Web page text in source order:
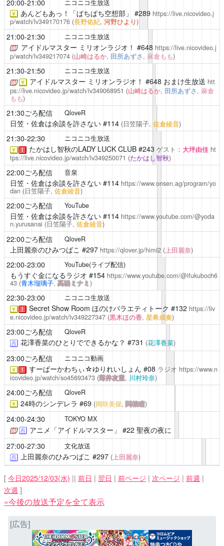
20:00-21:00 ニコニコ生放送
￥ あんどもあっ！「ぱちぱち空想部」 #289 https://live.nicovideo.j
p/watch/lv349170176 (長野佑紀, 河野ひより)
21:00-21:30 ニコニコ生放送
アイドルマスター ミリオンラジオ！ #648 https://live.nicovideo.j
p/watch/lv349217074 (山崎はるか, 田所あずさ, 麻倉もも)
21:30-21:50 ニコニコ生放送
￥ アイドルマスター ミリオンラジオ！ #648 おまけ生放送 htt
ps://live.nicovideo.jp/watch/lv349068951 (山崎はるか, 田所あずさ, 麻倉
もも)
21:30ごろ配信 QloveR
日笠・佐倉は余談を許さない#114 (日笠陽子, 佐倉綾音)
21:30-22:30 ニコニコ生放送
￥ ！ たかはし智秋のLADY LUCK CLUB#243 ゲスト： 大坪由佳 ht
tps://live.nicovideo.jp/watch/lv349250071 (たかはし智秋)
22:00ごろ配信 音泉
日笠・佐倉は余談を許さない#114 https://www.onsen.ag/program/yo
dan (日笠陽子, 佐倉綾音)
22:00ごろ配信 YouTube
日笠・佐倉は余談を許さない#114 https://www.youtube.com/@yoda
n.yurusanai (日笠陽子, 佐倉綾音)
22:00ごろ配信 QloveR
上田麗奈のひみつばこ #297 https://qlover.jp/himi2 (上田麗奈)
22:00-23:00 YouTube(ライブ配信)
もうすぐ金になるラジオ #154 https://www.youtube.com/@ifukuboch6
43 (青木瑠璃子,髙橋ミナミ)
22:30-23:00 ニコニコ生放送
￥ ！ Secret Show Room ほのけバラエティトーク #132 https://liv
e.nicovideo.jp/watch/lv349227347 (黒木ほの香, 星希成奏)
23:00ごろ配信 QloveR
再 花澤香菜のひとりでできるかな？ #731 (花澤香菜)
23:00ごろ配信 ニコニコ動画
￥ ！ すーぱーかわちぃ☆ゆりれいしょん #08 ラジオ https://www.n
icovideo.jp/watch/so45693473 (薄井友里, 川村玲奈)
24:00ごろ配信 QloveR
￥ 24時のシンデレラ #69 (岡咲美保,関根瞳)
24:00-24:30 TOKYO MX
再 アニメ「アイドルマスター」 #22 聖夜の夜に
27:00-27:30
文化放送
再 上田麗奈のひみつばこ #297 (上田麗奈)
[ 今日2025/12/03(水) || 前日 | 翌日 | 前ページ | 次ページ | 前週 |
次週 ]
»今後の放送予定を全て表示
[広告]